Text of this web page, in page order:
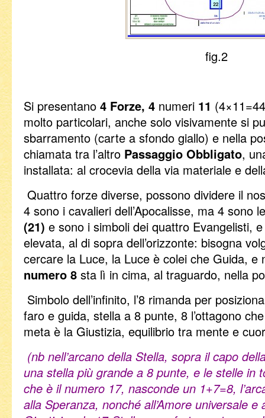
fig.2
Si presentano 4 Forze, 4 numeri 11
molto particolari, anche solo visivamente si
sbarramento (carte a sfondo giallo) e nella
chiamata tra l’altro Passaggio Obbligato,
installata: al crocevia della via materiale e
Quattro forze diverse, possono dividere il
4 sono i cavalieri dell’Apocalisse, ma 4 sono
(21) e sono i simboli dei quattro Evangelisti,
elevata, al di sopra dell’orizzonte: bisogna
cercare la Luce, la Luce è colei che Guida,
numero 8 sta lì in cima, al traguardo, nella
Simbolo dell’infinito, l’8 rimanda per
faro e guida, stella a 8 punte, 8 l’ottagono
meta è la Giustizia, equilibrio tra mente e
(nb nell’arcano della Stella, sopra il capo
una stella più grande a 8 punte, e le stelle in
che è il numero 17, nasconde un 1+7=8,
alla Speranza, nonché all’Amore universale